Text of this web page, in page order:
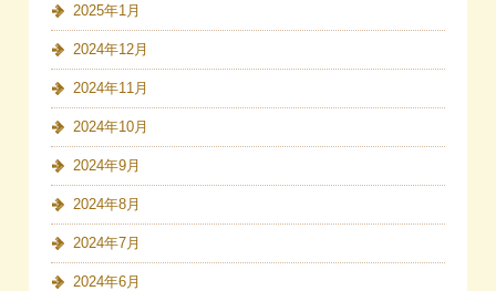
2025年1月
2024年12月
2024年11月
2024年10月
2024年9月
2024年8月
2024年7月
2024年6月